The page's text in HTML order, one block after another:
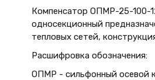
Компенсатор ОПМР-25-100-
односекционный
тепловых сетей,
Расшифровка обозначения:
ОПМР - сильфонный осевой